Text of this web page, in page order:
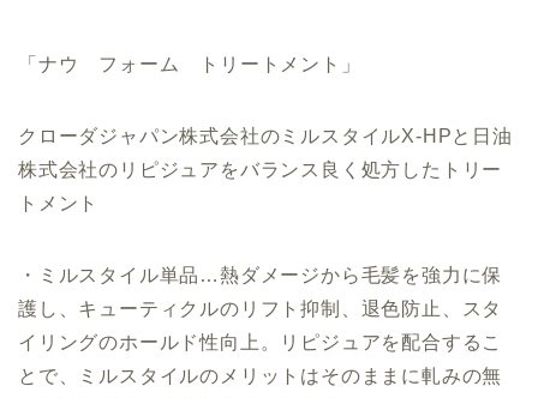
「ナウ フォーム トリートメント」
クローダジャパン株式会社のミルスタイルX-HPと日油
株式会社のリピジュアをバランス良く処方したトリー
トメント
・ミルスタイル単品…熱ダメージから毛髪を強力に保
護し、キューティクルのリフト抑制、退色防止、スタ
イリングのホールド性向上。リピジュアを配合するこ
とで、ミルスタイルのメリットはそのままに軋みの無